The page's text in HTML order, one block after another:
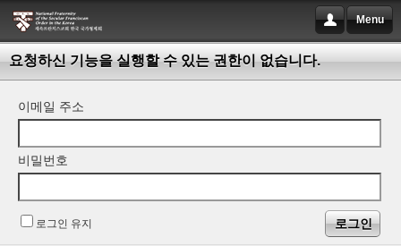
Menu
요청하신 기능을 실행할 수 있는 권한이 없습니다.
이메일 주소
비밀번호
로그인 유지